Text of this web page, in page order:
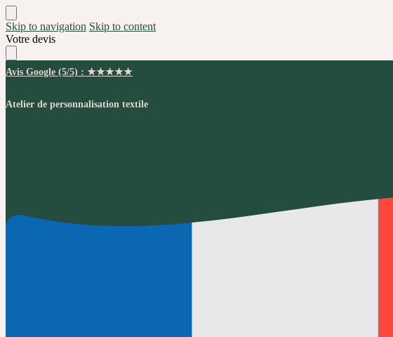
Skip to navigation Skip to content
Votre devis
Avis Google (5/5) : ★★★★★
Atelier de personnalisation textile